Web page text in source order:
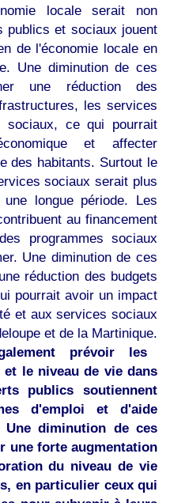
locale serait non
publics et sociaux jouent
de l'économie locale en
Une diminution de ces
une réduction des
les services
sociaux, ce qui pourrait
et affecter
des habitants. Surtout le
sociaux serait plus
longue période. Les
au financement
programmes sociaux
Une diminution de ces
réduction des budgets
pourrait avoir un impact
et aux services sociaux
et de la Martinique.
prévoir les
le niveau de vie dans
publics soutiennent
d'emploi et d'aide
diminution de ces
une forte augmentation
du niveau de vie
en particulier ceux qui